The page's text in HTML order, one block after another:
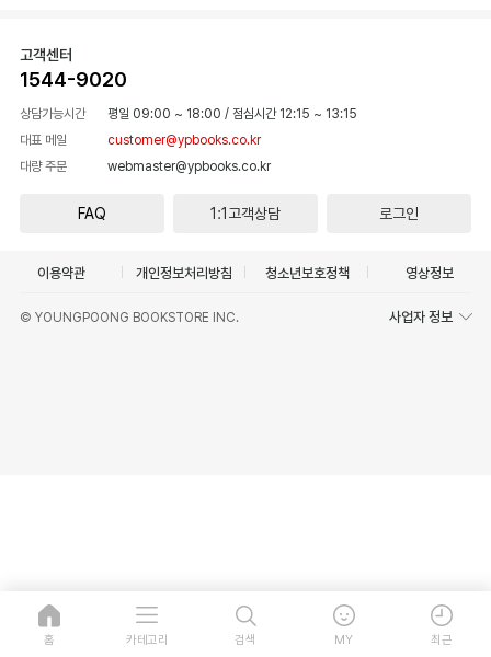
고객센터
1544-9020
상담가능시간 평일 09:00 ~ 18:00 / 점심시간 12:15 ~ 13:15
대표 메일
customer@ypbooks.co.kr
대량 주문
webmaster@ypbooks.co.kr
FAQ 1:1고객상담 로그인
이용약관 개인정보처리방침 청소년보호정책 영상정보
© YOUNGPOONG BOOKSTORE INC. 사업자 정보
홈 카테고리 검색 MY 최근